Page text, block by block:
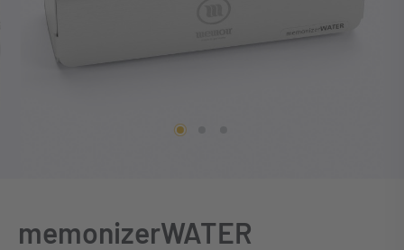
memonizerWATER